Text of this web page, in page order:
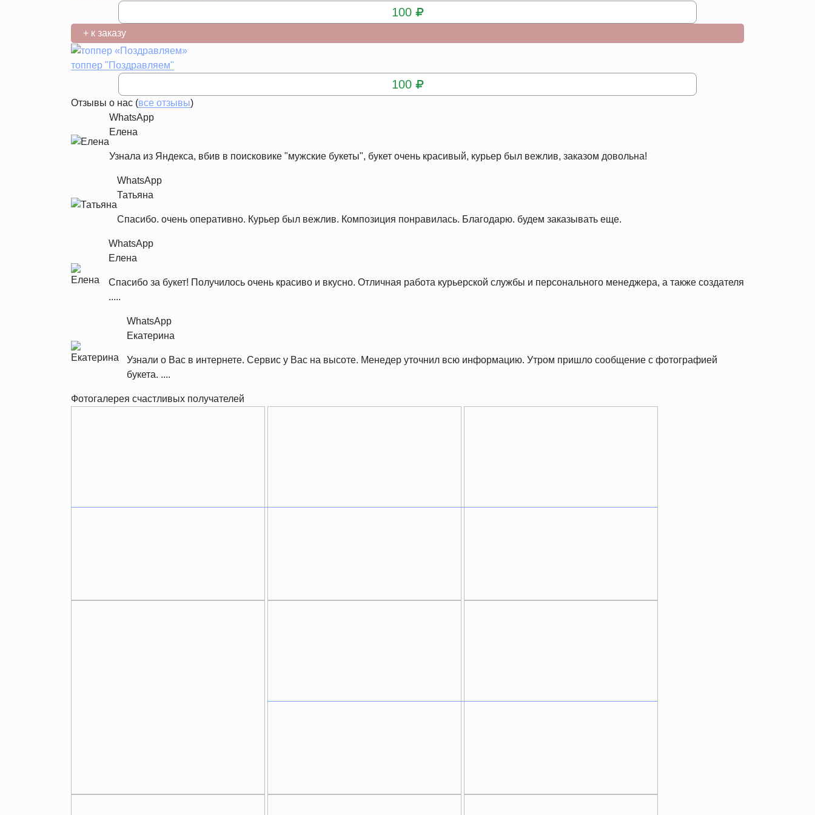
100
+ к заказу
топпер "Поздравляем"
100
Отзывы о нас (все отзывы)
WhatsApp
Елена
Узнала из Яндекса, вбив в поисковике "мужские букеты", букет очень красивый, курьер был вежлив, заказом довольна!
WhatsApp
Татьяна
Спасибо. очень оперативно. Курьер был вежлив. Композиция понравилась. Благодарю. будем заказывать еще.
WhatsApp
Елена
Спасибо за букет! Получилось очень красиво и вкусно. Отличная работа курьерской службы и персонального менеджера, а также создателя
.....
WhatsApp
Екатерина
Узнали о Вас в интернете. Сервис у Вас на высоте. Менедер уточнил всю информацию. Утром пришло сообщение с фотографией
букета. ....
Фотогалерея счастливых получателей